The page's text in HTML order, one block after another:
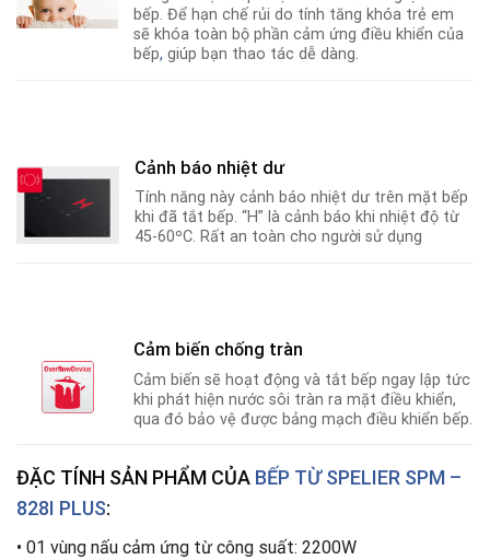
bếp. Để hạn chế rủi do tính tăng khóa trẻ em
sẽ khóa toàn bộ phần cảm ứng điều khiển của
bếp, giúp bạn thao tác dễ dàng.
Cảnh báo nhiệt dư
Tính năng này cảnh báo nhiệt dư trên mặt bếp
khi đã tắt bếp. “H” là cảnh báo khi nhiệt độ từ
45-60ºC. Rất an toàn cho người sử dụng
Cảm biến chống tràn
Cảm biến sẽ hoạt động và tắt bếp ngay lập tức
khi phát hiện nước sôi tràn ra mặt điều khiển,
qua đó bảo vệ được bảng mạch điều khiển bếp.
ĐẶC TÍNH SẢN PHẨM CỦA BẾP TỪ SPELIER SPM –
828I PLUS:
• 01 vùng nấu cảm ứng từ công suất: 2200W